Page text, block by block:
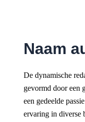
Naam
De dynamische
gevormd door een
een gedeelde
ervaring in diverse